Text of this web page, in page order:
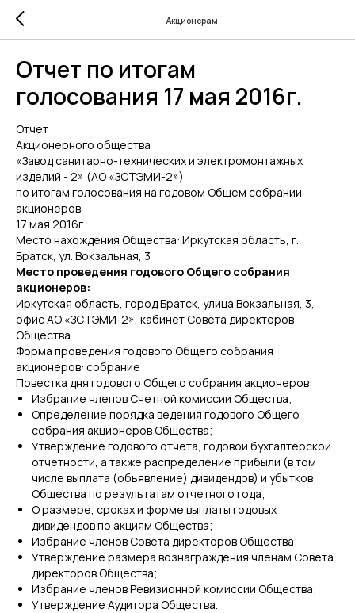
Акционерам
Отчет по итогам
голосования 17 мая 2016г.
Отчет
Акционерного общества
«Завод санитарно-технических и электромонтажных
изделий - 2» (АО «ЗСТЭМИ-2»)
по итогам голосования на годовом Общем собрании
акционеров
17 мая 2016г.
Место нахождения Общества: Иркутская область, г.
Братск, ул. Вокзальная, 3
Место проведения годового Общего собрания
акционеров:
Иркутская область, город Братск, улица Вокзальная, 3,
офис АО «ЗСТЭМИ-2», кабинет Совета директоров
Общества
Форма проведения годового Общего собрания
акционеров: собрание
Повестка дня годового Общего собрания акционеров:
Избрание членов Счетной комиссии Общества;
Определение порядка ведения годового Общего
собрания акционеров Общества;
Утверждение годового отчета, годовой бухгалтерской
отчетности, а также распределение прибыли (в том
числе выплата (объявление) дивидендов) и убытков
Общества по результатам отчетного года;
О размере, сроках и форме выплаты годовых
дивидендов по акциям Общества;
Избрание членов Совета директоров Общества;
Утверждение размера вознаграждения членам Совета
директоров Общества;
Избрание членов Ревизионной комиссии Общества;
Утверждение Аудитора Общества.